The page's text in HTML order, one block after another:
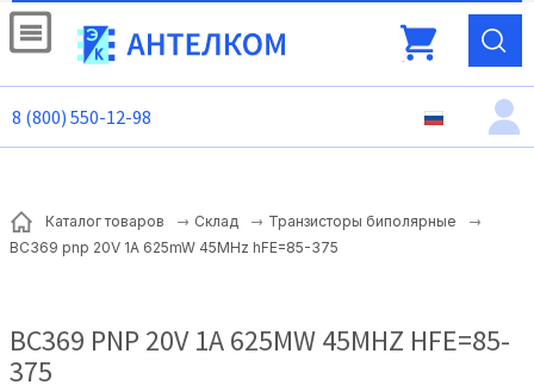
8 (800) 550-12-98
Каталог товаров Склад
Транзисторы биполярные
BC369 pnp 20V 1A 625mW 45MHz hFE=85-375
BC369 PNP 20V 1A 625MW 45MHZ HFE=85-
375